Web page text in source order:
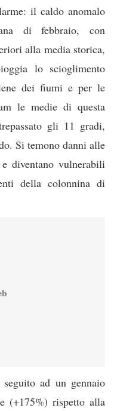
il caldo anomalo
di febbraio, con
alla media storica,
lo scioglimento
dei fiumi e per le
le medie di questa
gli 11 gradi,
Si temono danni alle
diventano vulnerabili
della colonnina di
ad un gennaio
(+175%) rispetto alla